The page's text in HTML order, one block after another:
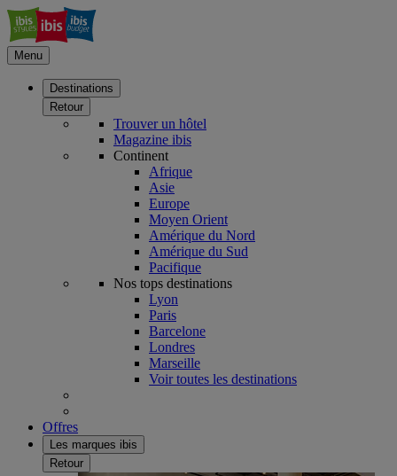
Menu
Destinations
Retour
Trouver un hôtel
Magazine ibis
Continent
Afrique
Asie
Europe
Moyen Orient
Amérique du Nord
Amérique du Sud
Pacifique
Nos tops destinations
Lyon
Paris
Barcelone
Londres
Marseille
Voir toutes les destinations
Offres
Les marques ibis
Retour